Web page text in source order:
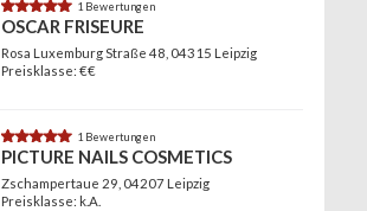
OSCAR FRISEURE
Rosa Luxemburg Straße 48 , 04315 Leipzig
Preisklasse: €€
5.0 1 Bewertungen
PICTURE NAILS COSMETICS
Zschampertaue 29 , 04207 Leipzig
Preisklasse: k.A.
5.0 1 Bewertungen